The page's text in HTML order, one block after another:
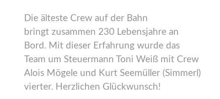
Die älteste Crew auf der Bahn
bringt zusammen 230 Lebensjahre an
Bord. Mit dieser Erfahrung wurde das
Team um Steuermann Toni Weiß mit Crew
Alois Mögele und Kurt Seemüller (Simmerl)
vierter. Herzlichen Glückwunsch!